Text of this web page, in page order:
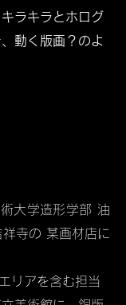
ラキラとホログ
動く版画？のよ
大学造形学部 油
寺の 某画材店に
アを含む担当